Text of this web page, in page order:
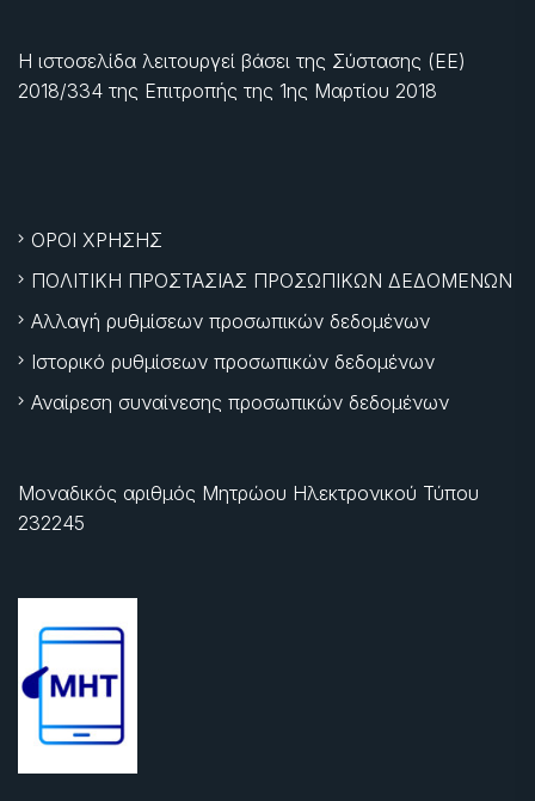
Η ιστοσελίδα λειτουργεί βάσει της Σύστασης (ΕΕ)
2018/334 της Επιτροπής της 1ης Μαρτίου 2018
ΟΡΟΙ ΧΡΗΣΗΣ
ΠΟΛΙΤΙΚΗ ΠΡΟΣΤΑΣΙΑΣ ΠΡΟΣΩΠΙΚΩΝ ΔΕΔΟΜΕΝΩΝ
Αλλαγή ρυθμίσεων προσωπικών δεδομένων
Ιστορικό ρυθμίσεων προσωπικών δεδομένων
Αναίρεση συναίνεσης προσωπικών δεδομένων
Μοναδικός αριθμός Μητρώου Ηλεκτρονικού Τύπου
232245